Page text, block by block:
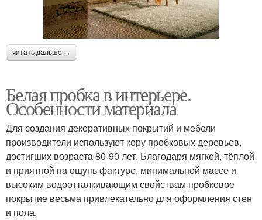
читать дальше →
Белая пробка в интерьере.
Особенности материала
Для создания декоративных покрытий и мебели
производители используют кору пробковых деревьев,
достигших возраста 80-90 лет. Благодаря мягкой, тёплой
и приятной на ощупь фактуре, минимальной массе и
высоким водоотталкивающим свойствам пробковое
покрытие весьма привлекательно для оформления стен
и пола.